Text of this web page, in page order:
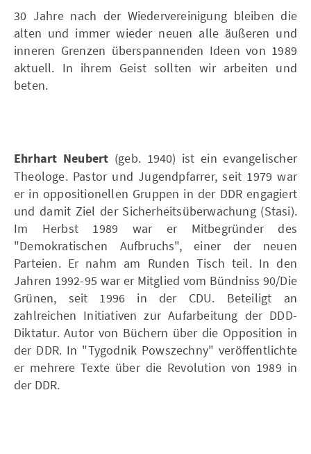
30 Jahre nach der Wiedervereinigung bleiben die
alten und immer wieder neuen alle äußeren und
inneren Grenzen überspannenden Ideen von 1989
aktuell. In ihrem Geist sollten wir arbeiten und
beten.
Ehrhart Neubert (geb. 1940) ist ein evangelischer
Theologe. Pastor und Jugendpfarrer, seit 1979 war
er in oppositionellen Gruppen in der DDR engagiert
und damit Ziel der Sicherheitsüberwachung (Stasi).
Im Herbst 1989 war er Mitbegründer des
"Demokratischen Aufbruchs", einer der neuen
Parteien. Er nahm am Runden Tisch teil. In den
Jahren 1992-95 war er Mitglied vom Bündniss 90/Die
Grünen, seit 1996 in der CDU. Beteiligt an
zahlreichen Initiativen zur Aufarbeitung der DDD-
Diktatur. Autor von Büchern über die Opposition in
der DDR. In "Tygodnik Powszechny" veröffentlichte
er mehrere Texte über die Revolution von 1989 in
der DDR.